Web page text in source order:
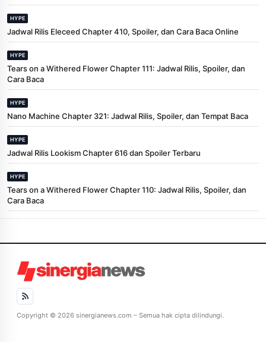
HYPE
Jadwal Rilis Eleceed Chapter 410, Spoiler, dan Cara Baca Online
HYPE
Tears on a Withered Flower Chapter 111: Jadwal Rilis, Spoiler, dan
Cara Baca
HYPE
Nano Machine Chapter 321: Jadwal Rilis, Spoiler, dan Tempat Baca
HYPE
Jadwal Rilis Lookism Chapter 616 dan Spoiler Terbaru
HYPE
Tears on a Withered Flower Chapter 110: Jadwal Rilis, Spoiler, dan
Cara Baca
Copyright © 2026 sinergianews.com – Semua hak cipta dilindungi.